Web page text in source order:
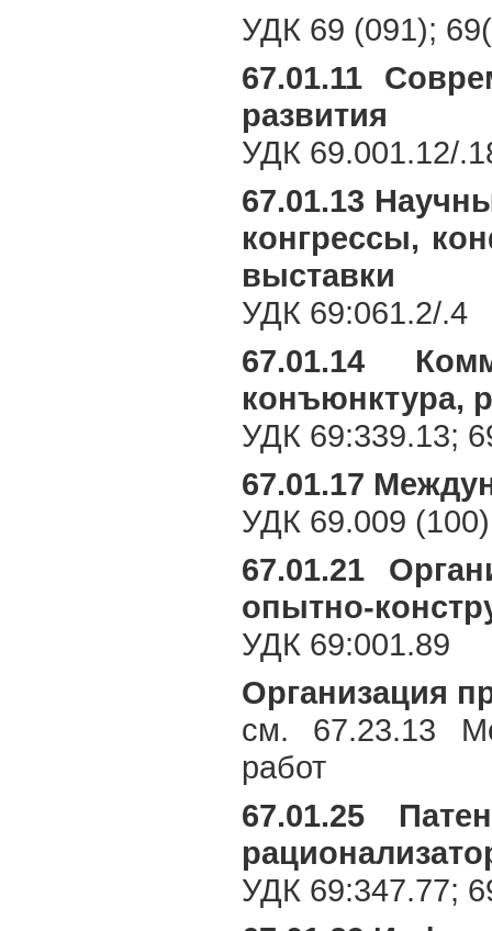
УДК 69 (091);
67.01.11
развития
УДК 69.001.12/
67.01.13
конгрессы,
выставки
УДК 69:061.2/.4
67.01.14
конъюнктура,
УДК 69:339.13;
67.01.17
УДК 69.009 (100)
67.01.21
опытно-
УДК 69:001.89
Организация
см. 67.23.13
работ
67.01.25
УДК 69:347.77;